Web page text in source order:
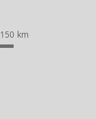
150 km